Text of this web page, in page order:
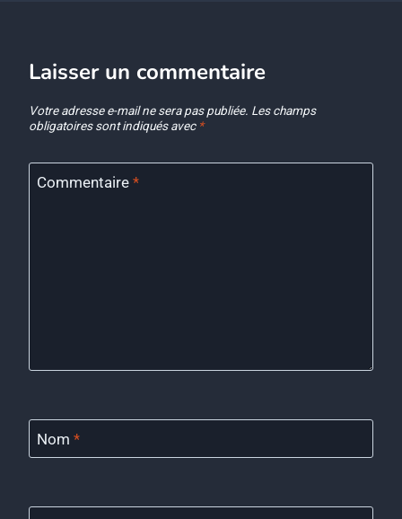
Laisser un commentaire
Votre adresse e-mail ne sera pas publiée. Les champs
obligatoires sont indiqués avec *
Commentaire *
Nom *